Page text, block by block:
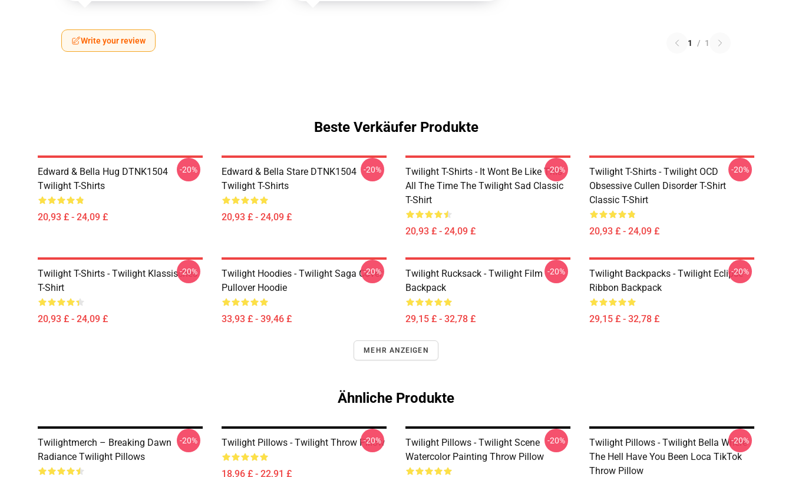
Write your review 1 / 1
Beste Verkäufer Produkte
Edward & Bella Hug DTNK1504
Twilight T-Shirts
20,93 £ - 24,09 £
-20%
Edward & Bella Stare DTNK1504
Twilight T-Shirts
20,93 £ - 24,09 £
-20%
Twilight T-Shirts - It Wont Be Like This
All The Time The Twilight Sad Classic
T-Shirt
20,93 £ - 24,09 £
-20%
Twilight T-Shirts - Twilight OCD
Obsessive Cullen Disorder T-Shirt
Classic T-Shirt
20,93 £ - 24,09 £
-20%
Twilight T-Shirts - Twilight Klassisches
T-Shirt
20,93 £ - 24,09 £
-20%
Twilight Hoodies - Twilight Saga Cover
Pullover Hoodie
33,93 £ - 39,46 £
-20%
Twilight Rucksack - Twilight Film
Backpack
29,15 £ - 32,78 £
-20%
Twilight Backpacks - Twilight Eclipse
Ribbon Backpack
29,15 £ - 32,78 £
-20%
MEHR ANZEIGEN
Ähnliche Produkte
Twilightmerch – Breaking Dawn
Radiance Twilight Pillows
-20% Twilight Pillows - Twilight Throw Pillow
18,96 £ - 22,91 £
-20%
Twilight Pillows - Twilight Scene
Watercolor Painting Throw Pillow
-20%
Twilight Pillows - Twilight Bella Where
The Hell Have You Been Loca TikTok
Throw Pillow
-20%